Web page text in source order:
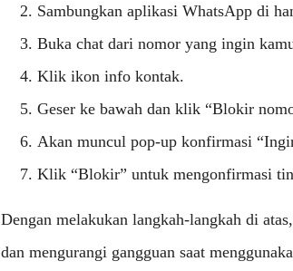
Sambungkan aplikasi WhatsApp di
Buka chat dari nomor yang ingin
Klik ikon info kontak.
Geser ke bawah dan klik “Blokir
Akan muncul pop-up konfirmasi
Klik “Blokir” untuk mengonfirmasi
Dengan melakukan langkah-langkah di
dan mengurangi gangguan saat